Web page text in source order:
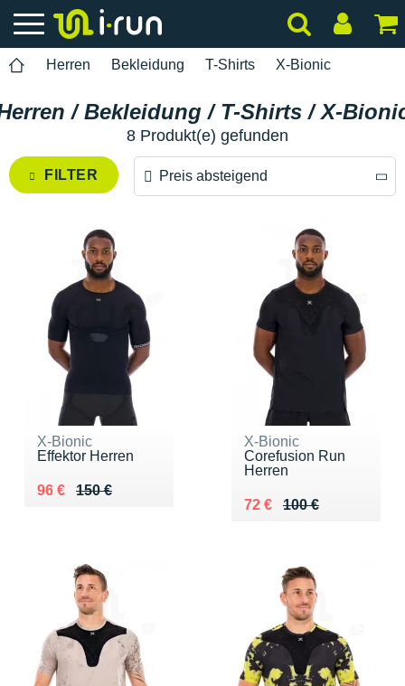
Herren Bekleidung T-Shirts X-Bionic
/ Bekleidung / T-Shirts / X-
8 Produkt(e) gefunden
FILTER Preis absteigend
X-Bionic
Effektor Herren
150 €
Au lieu de 150 €
96 €
Vendu 96 €
X-Bionic
Corefusion Run
Herren
100 €
Au lieu de 100 €
72 €
Vendu 72 €